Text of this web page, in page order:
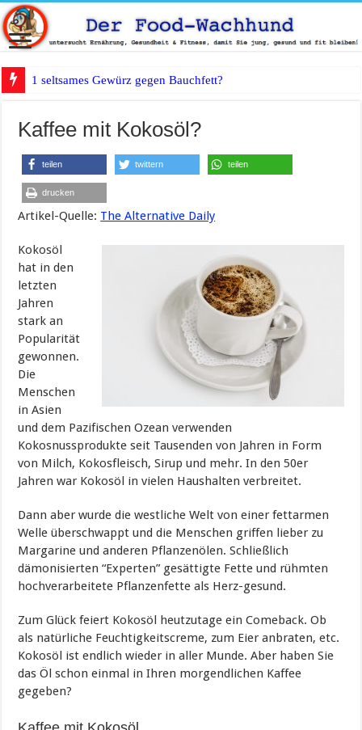
1 seltsames Gewürz gegen Bauchfett?
Kaffee mit Kokosöl?
teilen twittern teilen
drucken
Artikel-Quelle: The Alternative Daily
Kokosöl
hat in den
letzten
Jahren
stark an
Popularität
gewonnen.
Die
Menschen
in Asien
und dem Pazifischen Ozean verwenden
Kokosnussprodukte seit Tausenden von Jahren in Form
von Milch, Kokosfleisch, Sirup und mehr. In den 50er
Jahren war Kokosöl in vielen Haushalten verbreitet.
Dann aber wurde die westliche Welt von einer fettarmen
Welle überschwappt und die Menschen griffen lieber zu
Margarine und anderen Pflanzenölen. Schließlich
dämonisierten “Experten” gesättigte Fette und rühmten
hochverarbeitete Pflanzenfette als Herz-gesund.
Zum Glück feiert Kokosöl heutzutage ein Comeback. Ob
als natürliche Feuchtigkeitscreme, zum Eier anbraten, etc.
Kokosöl ist endlich wieder in aller Munde. Aber haben Sie
das Öl schon einmal in Ihren morgendlichen Kaffee
gegeben?